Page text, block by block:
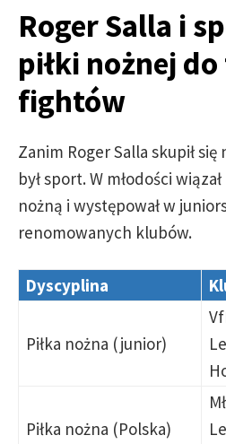
Roger Salla i
piłki nożnej
fightów
Zanim Roger Salla skupił
był sport. W młodości
nożną i występował w
renomowanych klubów.
Dyscyplina
Piłka nożna (junior)
Piłka nożna (Polska)